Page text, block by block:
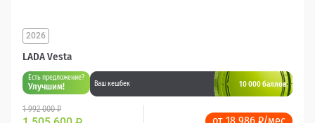
LADA Vesta
2026
Есть предложение?
Улучшим! Ваш кешбек 10 000 баллов
1 992 000 ₽